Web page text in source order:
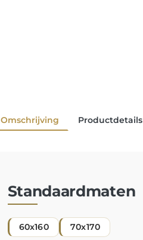
Omschrijving Productdetails
Standaardmaten
60x160 70x170